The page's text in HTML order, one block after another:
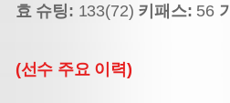
효 슈팅: 133(72) 키패스: 56
(선수 주요 이력)